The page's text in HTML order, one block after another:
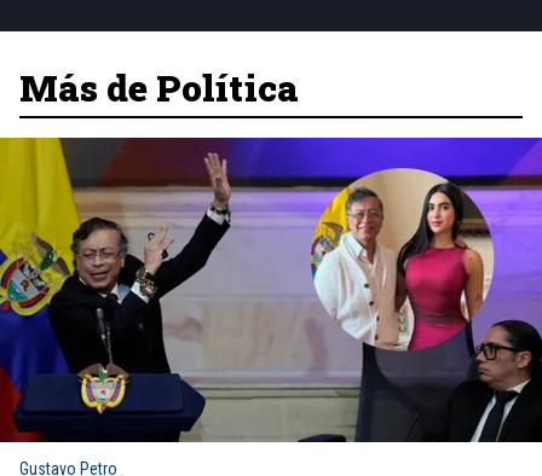
Más de Política
Gustavo Petro